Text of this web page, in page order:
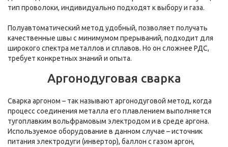
тип проволоки, индивидуально подходят к выбору и газа.
Полуавтоматический метод удобный, позволяет получать
качественные швы с минимумом прерываний, подходит для
широкого спектра металлов и сплавов. Но он сложнее РДС,
требует конкретных знаний и опыта.
Аргонодуговая сварка
Сварка аргоном – так называют аргонодуговой метод, когда
процесс соединения металла его плавлением выполняется
тугоплавким вольфрамовым электродом и в среде аргона.
Используемое оборудование в данном случае – источник
питания электродуги (инвертор), баллон с газом аргон,